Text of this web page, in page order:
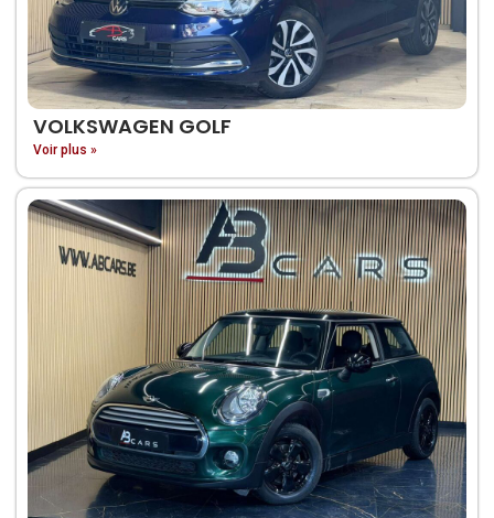
VOLKSWAGEN GOLF
Voir plus »